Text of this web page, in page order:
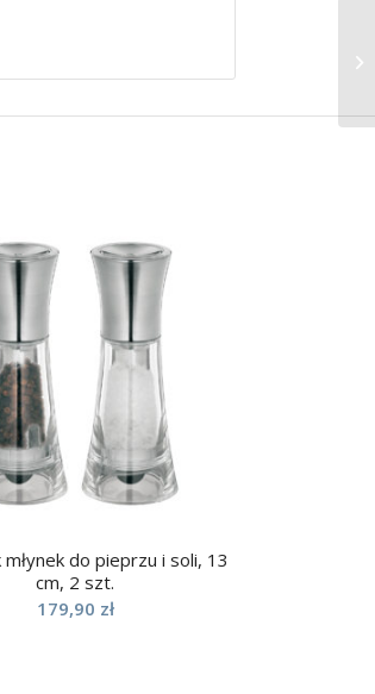
do pieprzu i soli, 13
cm, 2 szt.
179,90 zł